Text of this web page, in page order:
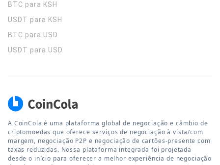
BTC para KSH
USDT para KSH
BTC para USD
USDT para USD
A CoinCola é uma plataforma global de negociação e câmbio de
criptomoedas que oferece serviços de negociação à vista/com
margem, negociação P2P e negociação de cartões-presente com
taxas reduzidas. Nossa plataforma integrada foi projetada
desde o início para oferecer a melhor experiência de negociação